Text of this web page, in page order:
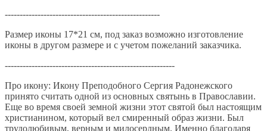
----------------------------------------------------
Размер иконы 17*21 см, под заказ возможно изготовление
иконы в другом размере и с учетом пожеланий заказчика.
---------------------------------------------------------
Про икону: Икону Преподобного Сергия Радонежского
принято считать одной из основных святынь в Православии.
Еще во время своей земной жизни этот святой был настоящим
христианином, который вел смиренный образ жизни. Был
трудолюбивым, верным и милосердным. Именно благодаря